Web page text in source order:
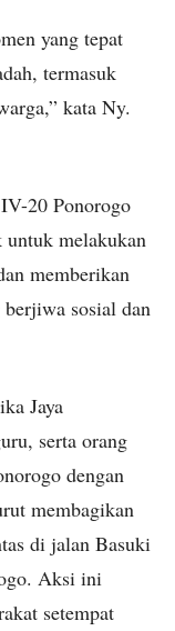
yang tepat
termasuk
kata Ny.
20 Ponorogo
untuk melakukan
memberikan
sosial dan
Jaya
serta orang
dengan
membagikan
di jalan Basuki
Aksi ini
setempat